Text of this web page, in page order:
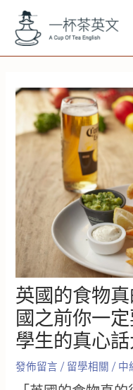
英國的食物
國之前你一
學生的真心話
發佈留言 / 留學相關 / 中